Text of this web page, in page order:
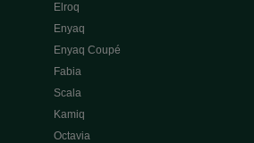
Elroq
Enyaq
Enyaq Coupé
Fabia
Scala
Kamiq
Octavia